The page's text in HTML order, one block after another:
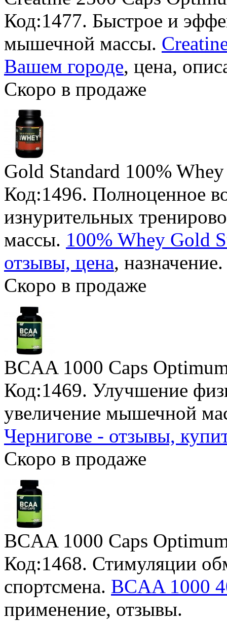
Код:1477. Быстрое и
мышечной массы.
Вашем городе, цена,
Скоро в продаже
Gold Standard 100% Whey
Код:1496. Полноценное
изнурительных
массы. 100% Whey Gold
отзывы, цена, назначение.
Скоро в продаже
BCAA 1000 Caps
Код:1469. Улучшение
увеличение мышечной
Чернигове - отзывы,
Скоро в продаже
BCAA 1000 Caps
Код:1468. Стимуляции
спортсмена. BCAA 1000
применение, отзывы.